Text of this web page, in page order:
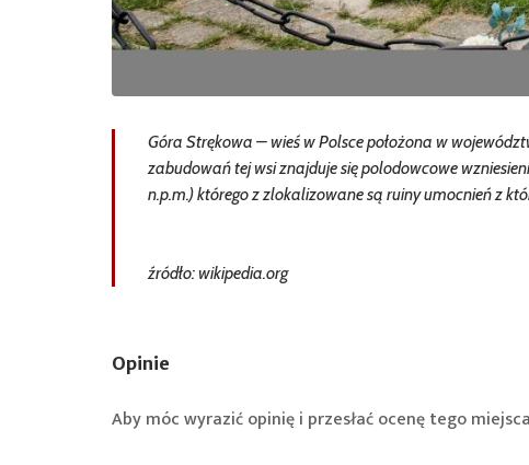
Góra Strękowa – wieś w Polsce położona w
zabudowań tej wsi znajduje się polodowcowe
n.p.m.) którego z zlokalizowane są ruiny umocnień z
źródło: wikipedia.org
Opinie
Aby móc wyrazić opinię i przesłać ocenę tego